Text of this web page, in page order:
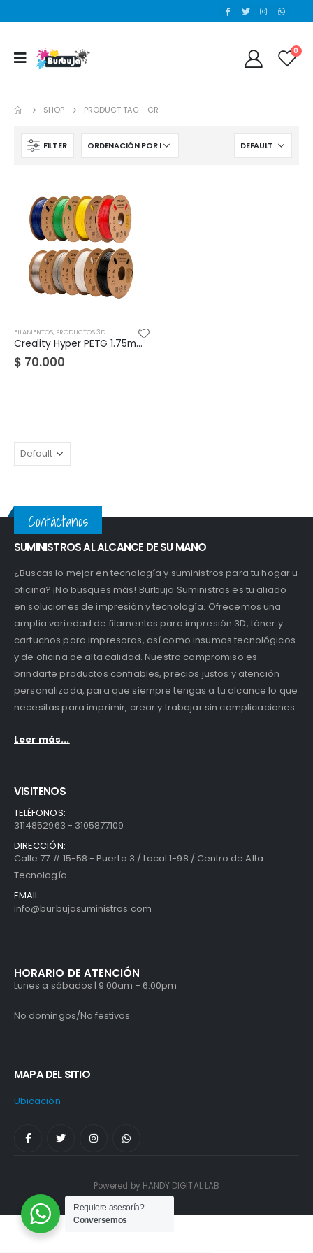
0
SHOP PRODUCT TAG - CR
FILTER
FILAMENTOS, PRODUCTOS 3D
Creality Hyper PETG 1.75mm 1Kg
$ 70.000
Contáctanos
SUMINISTROS AL ALCANCE DE SU MANO
¿Buscas lo mejor en tecnología y suministros para tu hogar u
oficina? ¡No busques más! Burbuja Suministros es tu aliado
en soluciones de impresión y tecnología. Ofrecemos una
amplia variedad de filamentos para impresión 3D, tóner y
cartuchos para impresoras, así como insumos tecnológicos
y de oficina de alta calidad. Nuestro compromiso es
brindarte productos confiables, precios justos y atención
personalizada, para que siempre tengas a tu alcance lo que
necesitas para imprimir, crear y trabajar sin complicaciones.
Leer más...
VISITENOS
TELÉFONOS:
3114852963 - 3105877109
DIRECCIÓN:
Calle 77 # 15-58 - Puerta 3 / Local 1-98 / Centro de Alta
Tecnología
EMAIL:
info@burbujasuministros.com
HORARIO DE ATENCIÓN
Lunes a sábados | 9:00am - 6:00pm
No domingos/No festivos
MAPA DEL SITIO
Ubicación
Powered by HANDY DIGITAL LAB
Requiere asesoría?
Conversemos